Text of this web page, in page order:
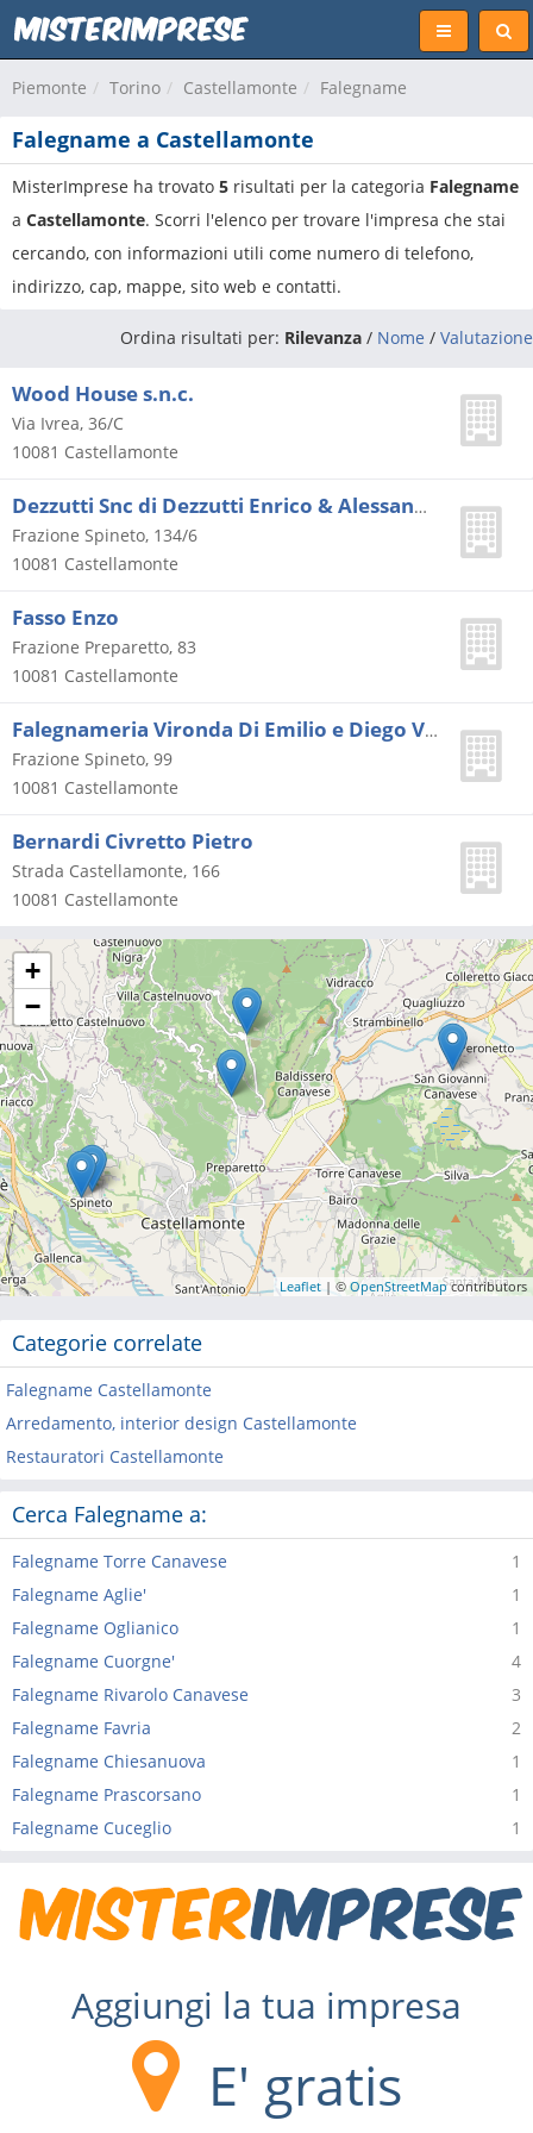
Piemonte Torino Castellamonte Falegname
Falegname a Castellamonte
MisterImprese ha trovato 5 risultati per la categoria Falegname
a Castellamonte. Scorri l'elenco per trovare l'impresa che stai
cercando, con informazioni utili come numero di telefono,
indirizzo, cap, mappe, sito web e contatti.
Ordina risultati per: Rilevanza / Nome / Valutazione
Wood House s.n.c.
Via Ivrea, 36/C
10081 Castellamonte
Dezzutti Snc di Dezzutti Enrico & Alessandro
Frazione Spineto, 134/6
10081 Castellamonte
Fasso Enzo
Frazione Preparetto, 83
10081 Castellamonte
Falegnameria Vironda Di Emilio e Diego Vironda Snc
Frazione Spineto, 99
10081 Castellamonte
Bernardi Civretto Pietro
Strada Castellamonte, 166
10081 Castellamonte
+
−
Leaflet | © OpenStreetMapcontributors
Categorie correlate
Falegname Castellamonte
Arredamento, interior design Castellamonte
Restauratori Castellamonte
Cerca Falegname a:
1
Falegname Torre Canavese
1
Falegname Aglie'
1
Falegname Oglianico
4
Falegname Cuorgne'
3
Falegname Rivarolo Canavese
2
Falegname Favria
1
Falegname Chiesanuova
1
Falegname Prascorsano
1
Falegname Cuceglio
Aggiungi la tua impresa
E' gratis